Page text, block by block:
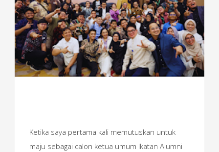
Ketika saya pertama kali memutuskan untuk
maju sebagai calon ketua umum Ikatan Alumni